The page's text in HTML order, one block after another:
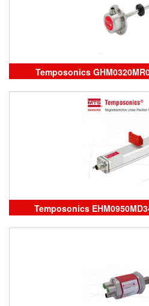
Temposonics
Temposonics
Temposonics